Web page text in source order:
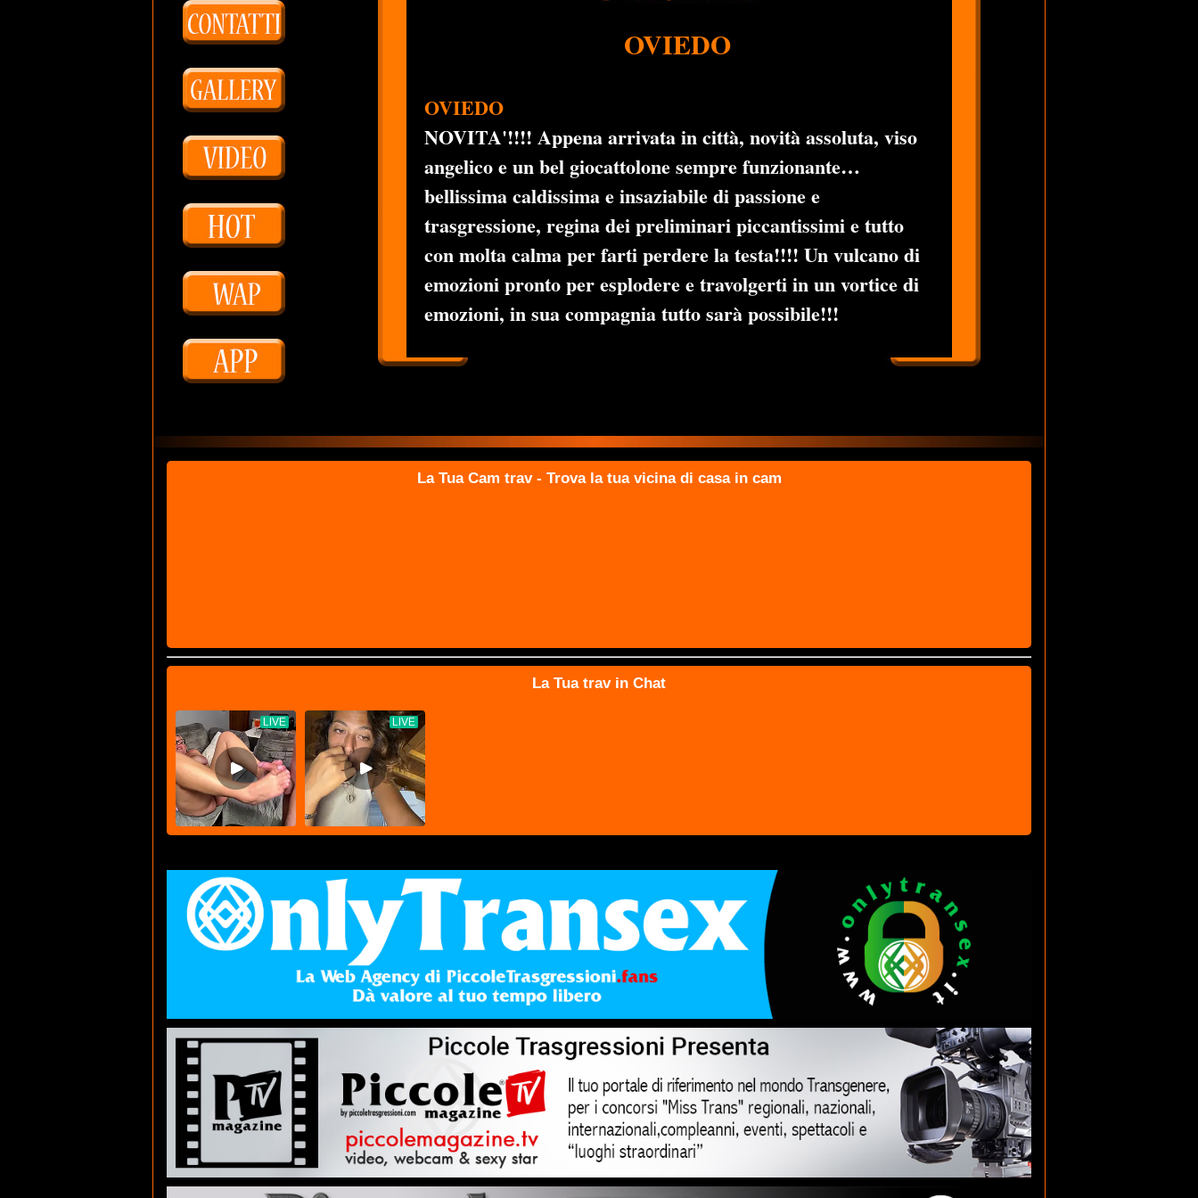
OVIEDO
OVIEDO
NOVITA'!!!! Appena arrivata in città, novità assoluta, viso
angelico e un bel giocattolone sempre funzionante…
bellissima caldissima e insaziabile di passione e
trasgressione, regina dei preliminari piccantissimi e tutto
con molta calma per farti perdere la testa!!!! Un vulcano di
emozioni pronto per esplodere e travolgerti in un vortice di
emozioni, in sua compagnia tutto sarà possibile!!!
La Tua Cam trav - Trova la tua vicina di casa in cam
La Tua trav in Chat